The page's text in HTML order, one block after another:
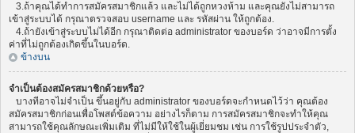
3.ถ้าคุณได้ทำการสมัครสมาชิกแล้ว และไม่ได้ถูกหวงห้าม และคุณยังไม่สามารถ
เข้าสู่ระบบได้ กรุณาตรวจสอบ username และ รหัสผ่าน ให้ถูกต้อง.
4.ถ้ายังเข้าสู่ระบบไม่ได้อีก กรุณาติดต่อ administrator ของบอร์ด ว่าอาจมีการตั้ง
ค่าที่ไม่ถูกต้องเกิดขึ้นในบอร์ด.
ข้างบน
จำเป็นต้องสมัครสมาชิกด้วยหรือ?
บางทีอาจไม่จำเป็น ขึ้นอยู่กับ administrator ของบอร์ดจะกำหนดไว้ว่า คุณต้อง
สมัครสมาชิกก่อนเพื่อโพสต์ข้อความ อย่างไรก็ตาม การสมัครสมาชิกจะทำให้คุณ
สามารถใช้คุณลักษณะเพิ่มเติม ที่ไม่มีให้ใช้ในผู้เยี่ยมชม เช่น การใช้รูปประจำตัว,